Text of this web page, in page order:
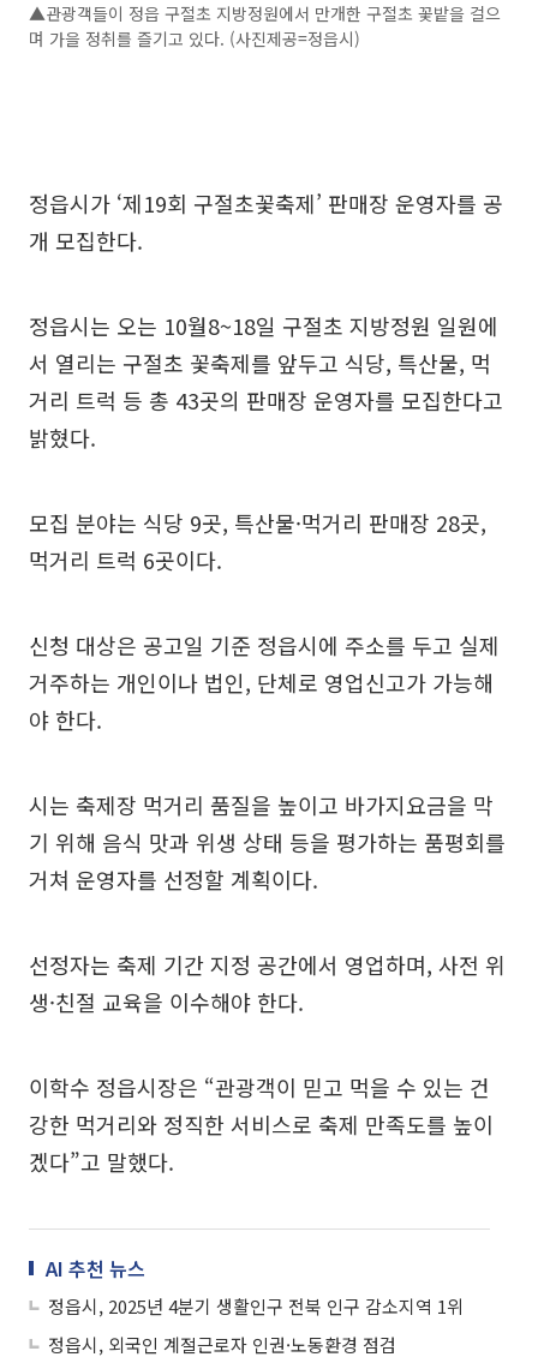
▲관광객들이 정읍 구절초 지방정원에서 만개한 구절초 꽃밭을 걸으
며 가을 정취를 즐기고 있다. (사진제공=정읍시)
정읍시가 ‘제19회 구절초꽃축제’ 판매장 운영자를 공
개 모집한다.
정읍시는 오는 10월8~18일 구절초 지방정원 일원에
서 열리는 구절초 꽃축제를 앞두고 식당, 특산물, 먹
거리 트럭 등 총 43곳의 판매장 운영자를 모집한다고
밝혔다.
모집 분야는 식당 9곳, 특산물·먹거리 판매장 28곳,
먹거리 트럭 6곳이다.
신청 대상은 공고일 기준 정읍시에 주소를 두고 실제
거주하는 개인이나 법인, 단체로 영업신고가 가능해
야 한다.
시는 축제장 먹거리 품질을 높이고 바가지요금을 막
기 위해 음식 맛과 위생 상태 등을 평가하는 품평회를
거쳐 운영자를 선정할 계획이다.
선정자는 축제 기간 지정 공간에서 영업하며, 사전 위
생·친절 교육을 이수해야 한다.
이학수 정읍시장은 “관광객이 믿고 먹을 수 있는 건
강한 먹거리와 정직한 서비스로 축제 만족도를 높이
겠다”고 말했다.
AI 추천 뉴스
정읍시, 2025년 4분기 생활인구 전북 인구 감소지역 1위
정읍시, 외국인 계절근로자 인권·노동환경 점검